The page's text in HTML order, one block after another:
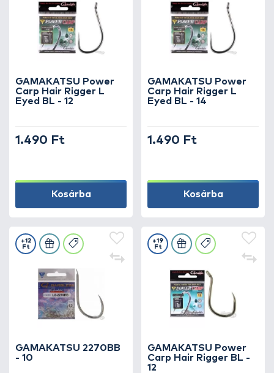
GAMAKATSU Power
Carp Hair Rigger L
Eyed BL - 12
1.490 Ft
Kosárba
GAMAKATSU Power
Carp Hair Rigger L
Eyed BL - 14
1.490 Ft
Kosárba
GAMAKATSU 2270BB
- 10
+12
Ft
GAMAKATSU Power
Carp Hair Rigger BL -
12
+19
Ft